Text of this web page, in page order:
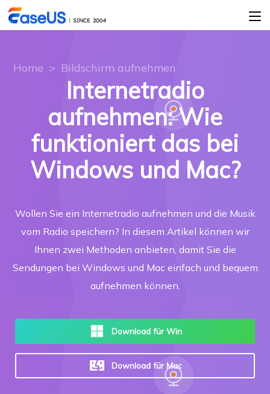
Home > Bildschirm aufnehmen
Internetradio
aufnehmen: Wie
funktioniert das bei
Windows und Mac?
Wollen Sie ein Internetradio aufnehmen und die Musik
vom Radio speichern? In diesem Artikel können wir
Ihnen zwei Methoden anbieten, damit Sie die
Sendungen bei Windows und Mac einfach und bequem
aufnehmen können.
Download für Win
Download für Mac